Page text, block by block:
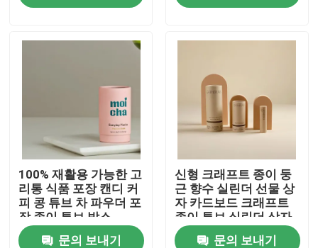
우리에 대하여
공장 여행
100% 재활용 가능한 고
리통 식품 포장 캔디 커
피 콩 튜브 차 파우더 포
장 종이 튜브 박스
문의 보내기
신형 크래프트 종이 둥
근 향수 실린더 선물 상
자 카드보드 크래프트
종이 튜브 실린더 상자
포장 의류 속옷
문의 보내기